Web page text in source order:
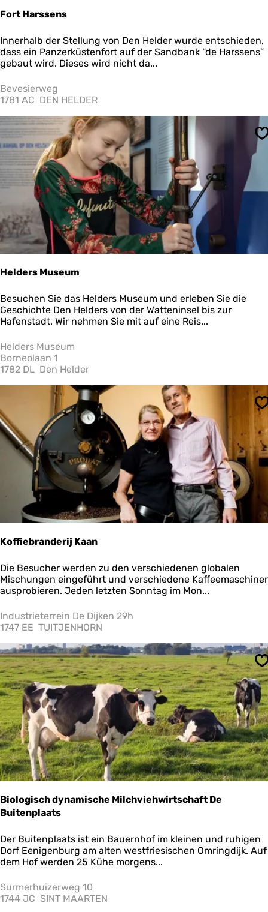
o
o
e
K
e
t
e
Fort Harssens
F
o
r
H
a
s
s
e
n
Innerhalb der Stellung von Den Helder wurde entschieden,
dass ein Panzerküstenfort auf der Sandbank “de Harssens”
gebaut wird. Dieses wird nicht da...
Bevesierweg
1781 AC DEN HELDER
Helders Museum
H
e
l
e
r
s
u
e
u
m
Besuchen Sie das Helders Museum und erleben Sie die
Geschichte Den Helders von der Watteninsel bis zur
Hafenstadt. Wir nehmen Sie mit auf eine Reis...
Helders Museum
Borneolaan 1
1782 DL Den Helder
Koffiebranderij Kaan
K
o
ff
e
b
a
n
d
e
r
i
j
K
a
a
n
Die Besucher werden zu den verschiedenen globalen
Mischungen eingeführt und verschiedene
ausprobieren. Jeden letzten Sonntag im Mon...
Industrieterrein De Dijken 29h
1747 EE TUITJENHORN
Biologisch dynamische Milchviehwirtschaft De
Buitenplaats
B
i
o
o
g
Der Buitenplaats ist ein Bauernhof im kleinen und ruhigen
Dorf Eenigenburg am alten westfriesischen Omringdijk. Auf
dem Hof werden 25 Kühe morgens...
Surmerhuizerweg 10
1744 JC SINT MAARTEN